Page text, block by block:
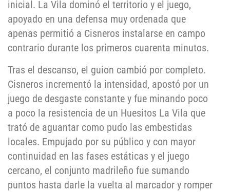
inicial. La Vila dominó el territorio y el juego,
apoyado en una defensa muy ordenada que
apenas permitió a Cisneros instalarse en campo
contrario durante los primeros cuarenta minutos.
Tras el descanso, el guion cambió por completo.
Cisneros incrementó la intensidad, apostó por un
juego de desgaste constante y fue minando poco
a poco la resistencia de un Huesitos La Vila que
trató de aguantar como pudo las embestidas
locales. Empujado por su público y con mayor
continuidad en las fases estáticas y el juego
cercano, el conjunto madrileño fue sumando
puntos hasta darle la vuelta al marcador y romper